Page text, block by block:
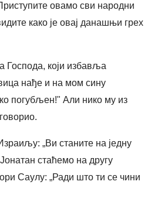
овамо сви народни
како је овај данашњи грех
Господа, који избавља
нађе и на мом сину
погубљен!" Али нико му из
„Ви станите на једну
стаћемо на другу
Саулу: „Ради што ти се чини